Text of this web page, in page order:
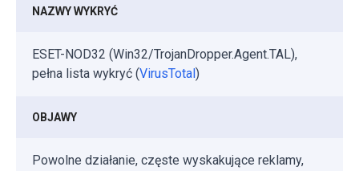
NAZWY WYKRYĆ
ESET-NOD32 (Win32/TrojanDropper.Agent.TAL),
pełna lista wykryć (VirusTotal )
OBJAWY
Powolne działanie, częste wyskakujące reklamy,